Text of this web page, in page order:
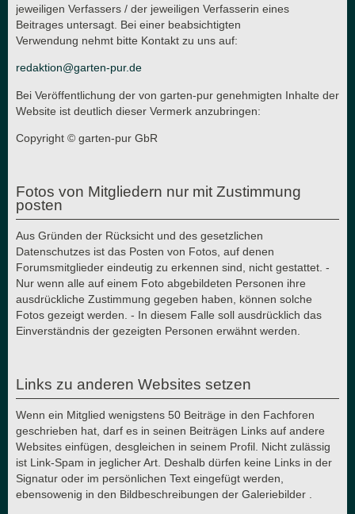
jeweiligen Verfassers / der jeweiligen Verfasserin eines
Beitrages untersagt. Bei einer beabsichtigten
Verwendung nehmt bitte Kontakt zu uns auf:
redaktion@garten-pur.de
Bei Veröffentlichung der von garten-pur genehmigten Inhalte der
Website ist deutlich dieser Vermerk anzubringen:
Copyright © garten-pur GbR
Fotos von Mitgliedern nur mit Zustimmung
posten
Aus Gründen der Rücksicht und des gesetzlichen
Datenschutzes ist das Posten von Fotos, auf denen
Forumsmitglieder eindeutig zu erkennen sind, nicht gestattet. -
Nur wenn alle auf einem Foto abgebildeten Personen ihre
ausdrückliche Zustimmung gegeben haben, können solche
Fotos gezeigt werden. - In diesem Falle soll ausdrücklich das
Einverständnis der gezeigten Personen erwähnt werden.
Links zu anderen Websites setzen
Wenn ein Mitglied wenigstens 50 Beiträge in den Fachforen
geschrieben hat, darf es in seinen Beiträgen Links auf andere
Websites einfügen, desgleichen in seinem Profil. Nicht zulässig
ist Link-Spam in jeglicher Art. Deshalb dürfen keine Links in der
Signatur oder im persönlichen Text eingefügt werden,
ebensowenig in den Bildbeschreibungen der Galeriebilder .